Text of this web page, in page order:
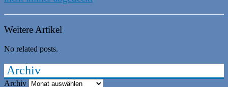
Weitere Artikel
No related posts.
Archiv
Archiv